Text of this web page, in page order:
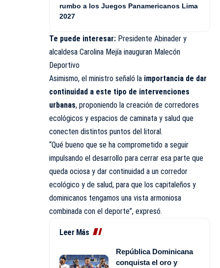
rumbo a los Juegos Panamericanos Lima
2027
Te puede interesar: Presidente Abinader y
alcaldesa Carolina Mejía inauguran Malecón
Deportivo
Asimismo, el ministro señaló la importancia de dar
continuidad a este tipo de intervenciones
urbanas, proponiendo la creación de corredores
ecológicos y espacios de caminata y salud que
conecten distintos puntos del litoral.
“Qué bueno que se ha comprometido a seguir
impulsando el desarrollo para cerrar esa parte que
queda ociosa y dar continuidad a un corredor
ecológico y de salud, para que los capitaleños y
dominicanos tengamos una vista armoniosa
combinada con el deporte”, expresó.
Leer Más
República Dominicana
conquista el oro y